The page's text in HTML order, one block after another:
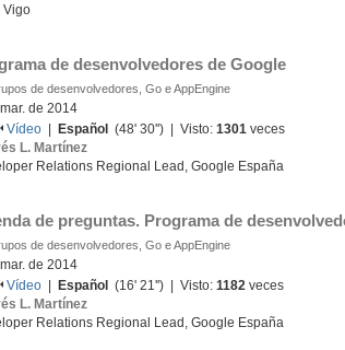
Vigo
de desenvolvedores de Google
de desenvolvedores, Go e AppEngine
de 2014
Vídeo
Español (48' 30'') | Visto:1301 veces
L. Martínez
Relations Regional Lead, Google España
de preguntas. Programa de
de desenvolvedores, Go e AppEngine
de 2014
Vídeo
Español (16' 21'') | Visto:1182 veces
L. Martínez
Relations Regional Lead, Google España